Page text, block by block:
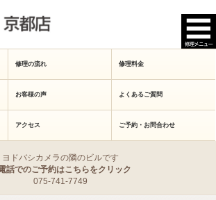
修理の流れ 修理料金
お客様の声 よくあるご質問
アクセス ご予約・お問合わせ
ヨドバシカメラの隣のビルです
話でのご予約はこちらをクリック
075-741-7749